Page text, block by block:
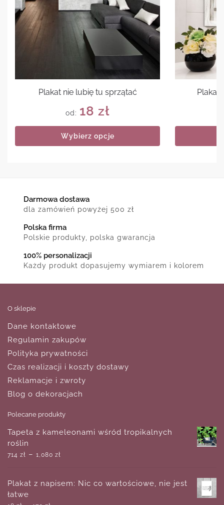
Plakat nie lubię tu sprzątać
od: 18 zł
Wybierz opcje
Plakat
Darmowa dostawa
dla zamówień powyżej 500 zł
Polska firma
Polskie produkty, polska gwarancja
100% personalizacji
Każdy produkt dopasujemy wymiarem i kolorem
O sklepie
Dane kontaktowe
Regulamin zakupów
Polityka prywatności
Czas realizacji i koszty dostawy
Reklamacje i zwroty
Blog o dekoracjach
Polecane produkty
Tapeta z kameleonami wśród tropikalnych
roślin
714 zł – 1,080 zł
Plakat z napisem: Nic co wartościowe, nie jest
łatwe